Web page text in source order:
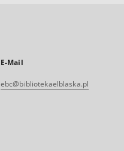
E-Mail
ebc@bibliotekaelblaska.pl